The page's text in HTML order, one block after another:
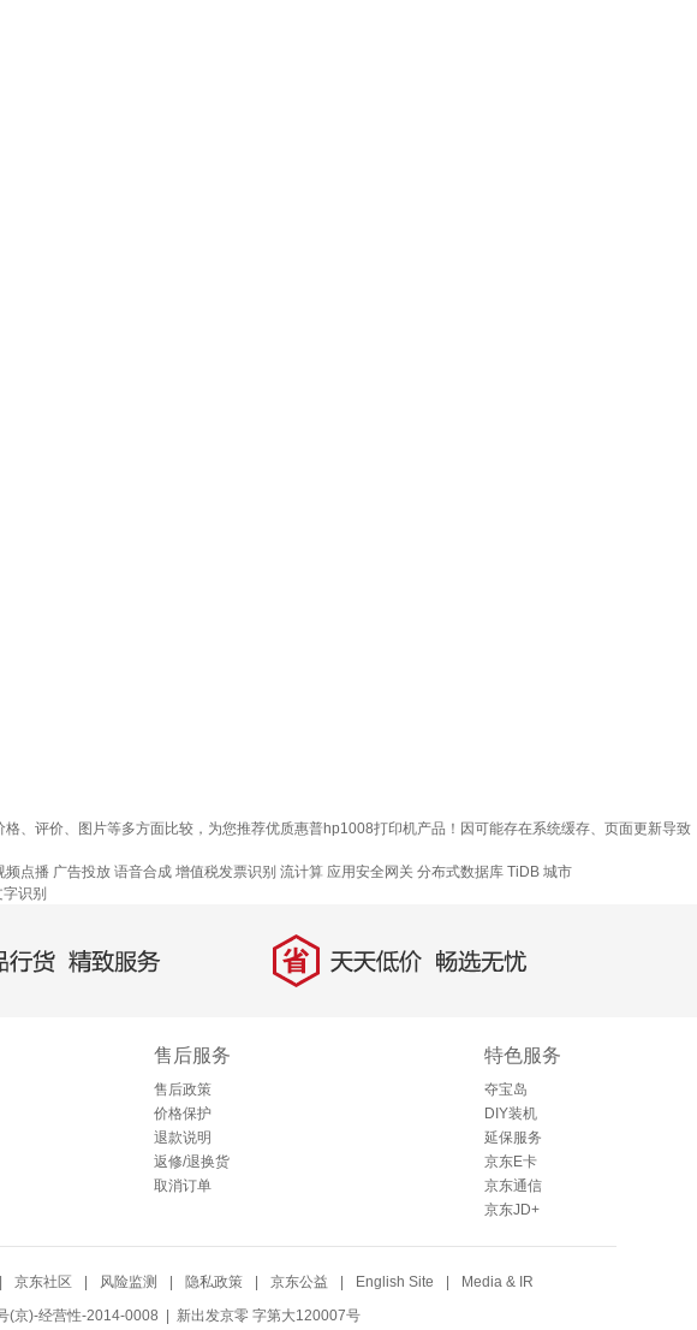
评价、图片等多方面比较，为您推荐优质惠普hp1008打印机产品！因可能存在系统缓存、页面更新导致
频点播 广告投放 语音合成 增值税发票识别 流计算 应用安全网关 分布式数据库 TiDB 城市
识别
货，精致服务 省 天天低价，畅选无忧
售后服务
售后政策
价格保护
退款说明
返修/退换货
取消订单
特色服务
夺宝岛
DIY装机
延保服务
京东E卡
京东通信
京东JD+
京东社区 风险监测 隐私政策 京东公益 English Site Media & IR
(京)-经营性-2014-0008 | 新出发京零 字第大120007号